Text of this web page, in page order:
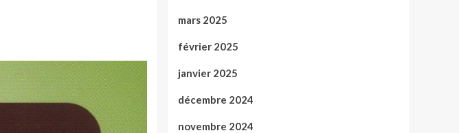
mars 2025
février 2025
janvier 2025
décembre 2024
novembre 2024